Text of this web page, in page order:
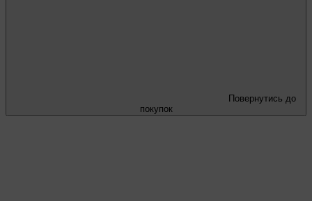
Повернутись до
покупок